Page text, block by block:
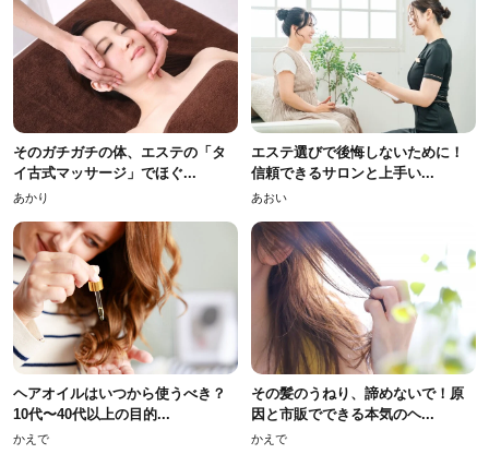
そのガチガチの体、エステの「タ
イ古式マッサージ」でほぐ...
あかり
エステ選びで後悔しないために！
信頼できるサロンと上手い...
あおい
ヘアオイルはいつから使うべき？
10代〜40代以上の目的...
かえで
その髪のうねり、諦めないで！原
因と市販でできる本気のヘ...
かえで